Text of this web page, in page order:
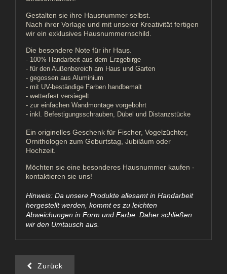
Gestalten sie ihre Hausnummer selbst.
Nach ihrer Vorlage und mit unserer Kreativität fertigen
wir ein exklusives Hausnummernschild.
Die besondere Note für ihr Haus.
- 100% Handarbeit aus dem Erzgebirge
- für den Außenbereich am Haus und Garten
- gegossen aus Aluminium
- mit UV-beständige Farben handbemalt
- wetterfest versiegelt
- zur einfachen Wandmontage vorgebohrt
- inkl. Befestigungsschrauben, Dübel und Distanzstücke
Ein originelles Geschenk für Fischer, Vogelzüchter,
Ornithologen zum Geburtstag, Jubiläum oder
Hochzeit.
Möchten sie eine besonderes Hausnummer kaufen -
kontaktieren sie uns!
Hinweis: Da unsere Produkte allesamt in Handarbeit
hergestellt werden, kommt es zu leichten
Abweichungen in Form und Farbe. Daher schließen
wir den Umtausch aus.
Zurück